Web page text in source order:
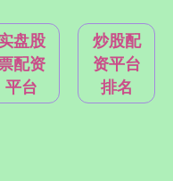
盘股
配资
平台
炒股配
资平台
排名